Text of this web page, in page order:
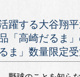
躍する大谷翔
「高崎だるま
ま」数量限定受